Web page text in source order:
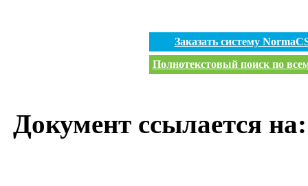
Заказать систему
Полнотекстовый поиск по
Документ ссылается на: